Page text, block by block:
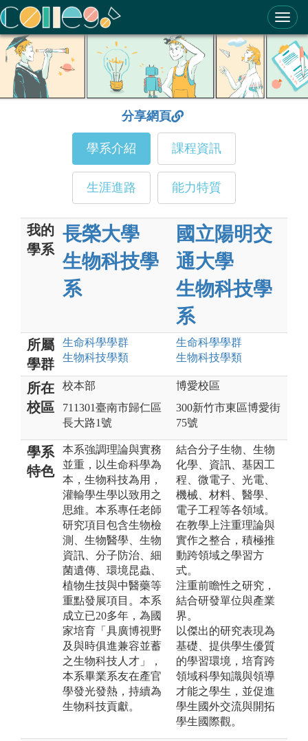
ColleGo! 大學選才與高中育才輔助系統
分享網頁
學系介紹 課程資訊
生涯進路 能力特質
我的
學系
長榮大學
生物科技學
系
國立陽明交
通大學
生物科技學
系
所屬
學群
生命科學學群
生物科技學類
生命科學學群
生物科技學類
所在
校區
校本部
711301臺南市歸仁區
長大路1號
博愛校區
300新竹市東區博愛街
75號
學系
特色
本系強調理論與實務
並重，以生命科學為
本，生物科技為用，
灌輸學生學以致用之
思維。本系專任老師
研究項目包含生物檢
測、生物醫學、生物
資訊、分子防治、細
菌遺傳、環境昆蟲、
植物生技與中醫藥等
重點發展項目。本系
成立已20多年，為國
家培育「具廣博視野
及與時俱進兼容並蓄
之生物科技人才」，
本系畢業系友在產官
學發光發熱，持續為
生物科技貢獻。
結合分子生物、生物
化學、資訊、基因工
程、微電子、光電、
機械、材料、醫學、
電子工程等各領域。
在教學上注重理論與
實作之整合，積極推
動跨領域之學習方
式。
注重前瞻性之研究，
結合研發單位與產業
界。
以傑出的研究表現為
基礎、提供學生優質
的學習環境，培育跨
領域科學知識與領導
才能之學生，並促進
學生國外交流與開拓
學生國際觀。